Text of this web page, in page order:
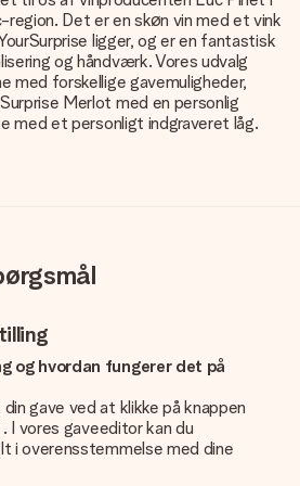
region. Det er en skøn vin med et vink
ligger, og er en fantastisk
og håndværk. Vores udvalg
med forskellige gavemuligheder,
Merlot med en personlig
med et personligt indgraveret låg.
og hvordan fungerer det på
gave ved at klikke på knappen
I vores gaveeditor kan du
i overensstemmelse med dine